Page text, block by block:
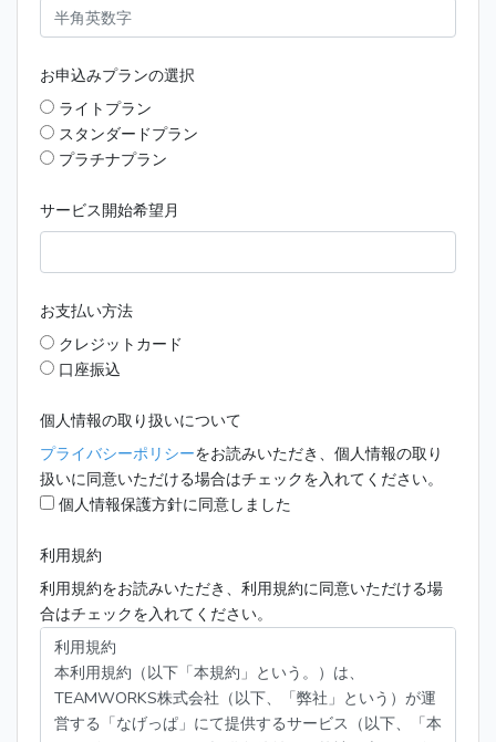
お申込みプランの選択
ライトプラン
スタンダードプラン
プラチナプラン
サービス開始希望月
お支払い方法
クレジットカード
口座振込
個人情報の取り扱いについて
プライバシーポリシーをお読みいただき、個人情報の取り
扱いに同意いただける場合はチェックを入れてください。
個人情報保護方針に同意しました
利用規約
利用規約をお読みいただき、利用規約に同意いただける場
合はチェックを入れてください。